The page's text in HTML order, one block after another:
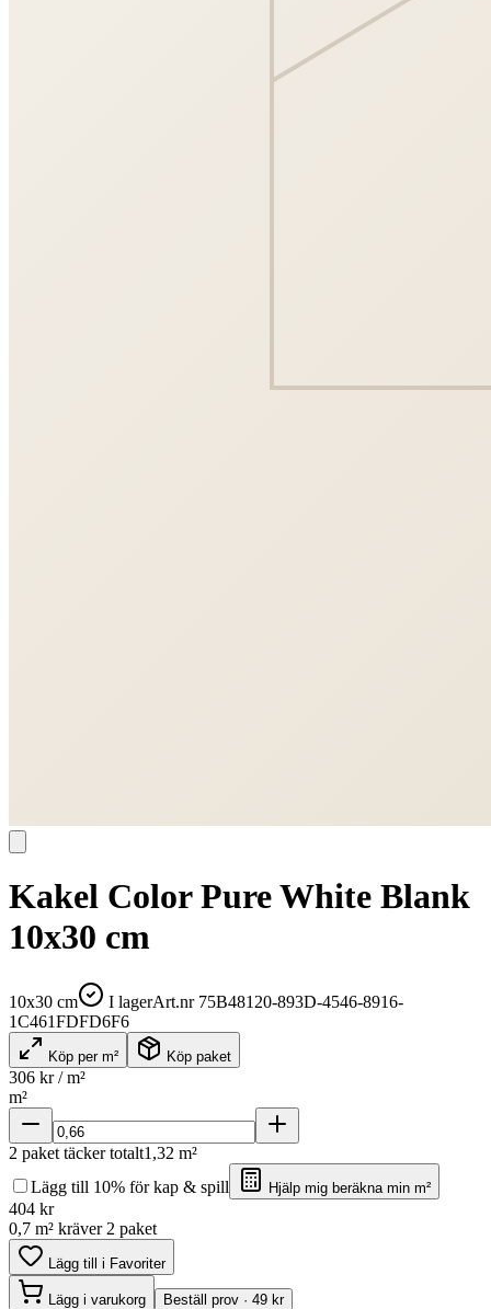
Kakel Color Pure White Blank
10x30 cm
10x30 cm I lagerArt.nr 75B48120-893D-4546-8916-
1C461FDFD6F6
Köp per m² Köp paket
306 kr / m²
m²
2 paket täcker totalt1,32 m²
Lägg till 10% för kap & spill
Hjälp mig beräkna min m²
404 kr
0,7 m² kräver 2 paket
Lägg till i Favoriter
Lägg i varukorg Beställ prov · 49 kr